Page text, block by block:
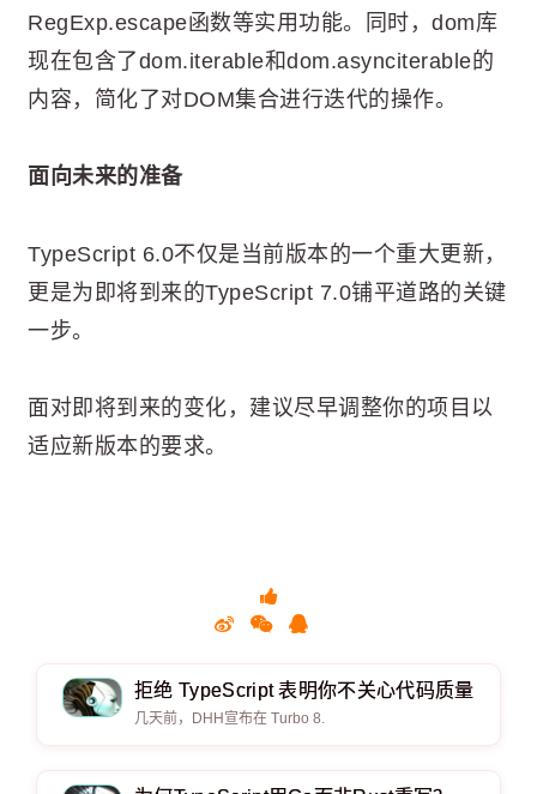
RegExp.escape函数等实用功能。同时，dom库
现在包含了dom.iterable和dom.asynciterable的
内容，简化了对DOM集合进行迭代的操作。
面向未来的准备
TypeScript 6.0不仅是当前版本的一个重大更新，
更是为即将到来的TypeScript 7.0铺平道路的关键
一步。
面对即将到来的变化，建议尽早调整你的项目以
适应新版本的要求。
拒绝 TypeScript 表明你不关心代码质量
几天前，DHH宣布在 Turbo 8.